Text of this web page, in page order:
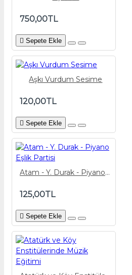
750,00TL
Sepete Ekle
Aşkı Vurdum Sesime
120,00TL
Sepete Ekle
Atam - Y. Durak - Piyano Eşlik Partisi
125,00TL
Sepete Ekle